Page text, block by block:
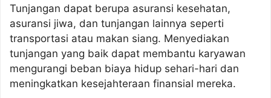
Tunjangan dapat berupa asuransi kesehatan,
asuransi jiwa, dan tunjangan lainnya seperti
transportasi atau makan siang. Menyediakan
tunjangan yang baik dapat membantu karyawan
mengurangi beban biaya hidup sehari-hari dan
meningkatkan kesejahteraan finansial mereka.